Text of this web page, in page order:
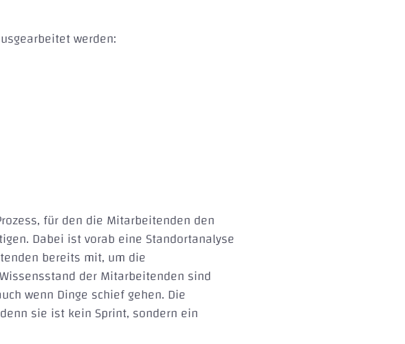
werden:
für den die Mitarbeitenden den
Dabei ist vorab eine Standortanalyse
bereits mit, um die
der Mitarbeitenden sind
wenn Dinge schief gehen. Die
sie ist kein Sprint, sondern ein